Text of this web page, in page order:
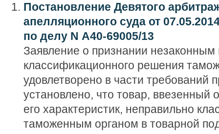
Постановление Девятого
апелляционного суда от
по делу N А40-69005/13
Заявление о признании незаконным
классификационного решения
удовлетворено в части требований
установлено, что товар, ввезенный
его характеристик, неправильно
таможенным органом в товарной